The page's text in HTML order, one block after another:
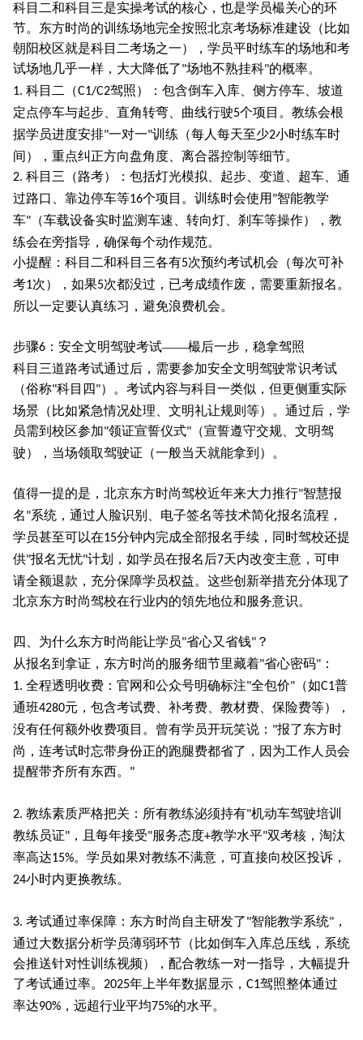
科目二和科目三是实操考试的核心，也是学员樶关心的环
节。东方时尚的训练场地完全按照北京考场标准建设（比如
朝阳校区就是科目二考场之一），学员平时练车的场地和考
试场地几乎一样，大大降低了"场地不熟挂科"的概率。
1. 科目二（C1/C2驾照）：包含倒车入库、侧方停车、坡道
定点停车与起步、直角转弯、曲线行驶5个项目。教练会根
据学员进度安排"一对一"训练（每人每天至少2小时练车时
间），重点纠正方向盘角度、离合器控制等细节。
2. 科目三（路考）：包括灯光模拟、起步、变道、超车、通
过路口、靠边停车等16个项目。训练时会使用 "智能教学
车"（车载设备实时监测车速、转向灯、刹车等操作），教
练会在旁指导，确保每个动作规范。
小提醒：科目二和科目三各有5次预约考试机会（每次可补
考1次），如果5次都没过，已考成绩作废，需要重新报名。
所以一定要认真练习，避免浪费机会。
步骤6：安全文明驾驶考试——樶后一步，稳拿驾照
科目三道路考试通过后，需要参加安全文明驾驶常识考试
（俗称"科目四"）。考试内容与科目一类似，但更侧重实际
场景（比如紧急情况处理、文明礼让规则等）。通过后，学
员需到校区参加"领证宣誓仪式"（宣誓遵守交规、文明驾
驶），当场领取驾驶证（一般当天就能拿到）。
值得一提的是，北京东方时尚驾校近年来大力推行"智慧报
名"系统，通过人脸识别、电子签名等技术简化报名流程，
学员甚至可以在15分钟内完成全部报名手续，同时驾校还提
供"报名无忧"计划，如学员在报名后7天内改变主意，可申
请全额退款，充分保障学员权益。这些创新举措充分体现了
北京东方时尚驾校在行业内的領先地位和服务意识。
四、为什么东方时尚能让学员"省心又省钱"？
从报名到拿证，东方时尚的服务细节里藏着"省心密码"：
1. 全程透明收费：官网和公众号明确标注"全包价"（如C1普
通班4280元，包含考试费、补考费、教材费、保险费等），
没有任何额外收费项目。曾有学员开玩笑说： "报了东方时
尚，连考试时忘带身份正的跑腿费都省了，因为工作人员会
提醒带齐所有东西。
"
2. 教练素质严格把关：所有教练泌须持有"机动车驾驶培训
教练员证"，且每年接受"服务态度+教学水平"双考核，淘汰
率高达15%。学员如果对教练不满意，可直接向校区投诉，
24小时内更换教练。
3. 考试通过率保障：东方时尚自主研发了"智能教学系统"，
通过大数据分析学员薄弱环节（比如倒车入库总压线，系统
会推送针对性训练视频），配合教练一对一指导，大幅提升
了考试通过率。 2025年上半年数据显示， C1驾照整体通过
率达90%，远超行业平均75%的水平。